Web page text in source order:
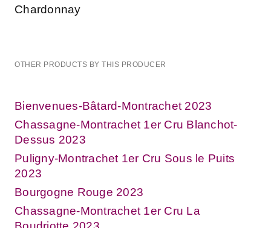
Chardonnay
OTHER PRODUCTS BY THIS PRODUCER
Bienvenues-Bâtard-Montrachet 2023
Chassagne-Montrachet 1er Cru Blanchot-
Dessus 2023
Puligny-Montrachet 1er Cru Sous le Puits
2023
Bourgogne Rouge 2023
Chassagne-Montrachet 1er Cru La